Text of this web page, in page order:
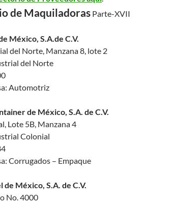
de Maquiladoras Parte-XVII
México, S.A.de C.V.
del Norte, Manzana 8, lote 2
del Norte
Automotriz
de México, S.A. de C.V.
Lote 5B, Manzana 4
Colonial
Corrugados – Empaque
de México, S.A. de C.V.
No. 4000